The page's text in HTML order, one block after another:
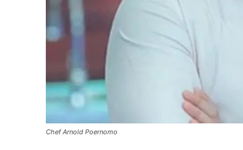
Chef Arnold Poernomo